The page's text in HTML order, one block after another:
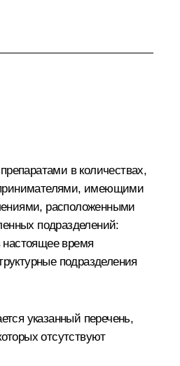
в количествах,
имеющими
расположенными
подразделений:
время
подразделения
указанный перечень,
отсутствуют